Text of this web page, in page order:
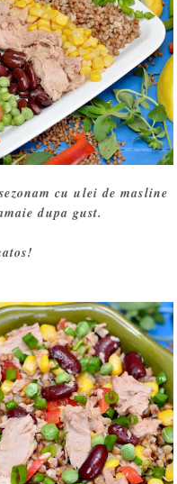
cu ulei de masline
dupa gust.